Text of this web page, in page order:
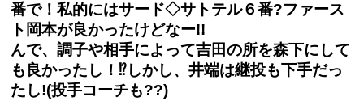
番で！私的にはサード◇サトテル６番?ファース
ト岡本が良かったけどなー!!
んで、調子や相手によって吉田の所を森下にして
も良かったし！⁉️しかし、井端は継投も下手だっ
たし!(投手コーチも??)